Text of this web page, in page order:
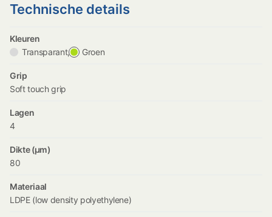
Technische details
Kleuren
Transparant,
Groen
Grip
Soft touch grip
Lagen
4
Dikte (µm)
80
Materiaal
LDPE (low density polyethylene)